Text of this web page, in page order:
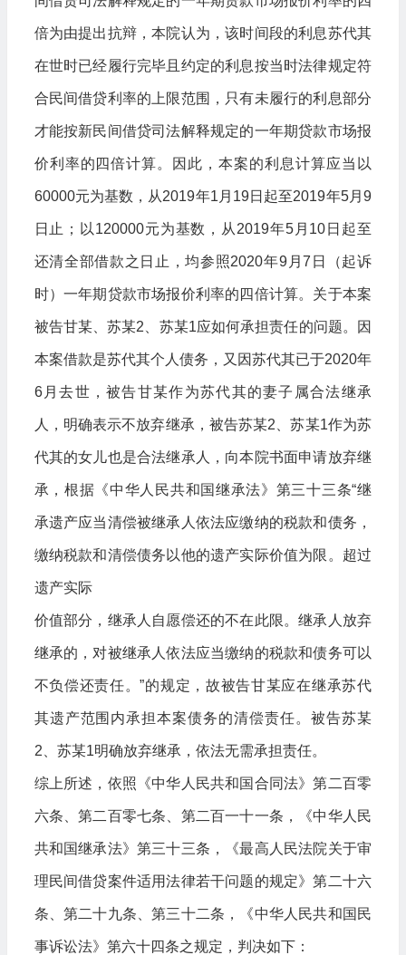
倍为由提出抗辩，本院认为，该时间段的利息苏代其
在世时已经履行完毕且约定的利息按当时法律规定符
合民间借贷利率的上限范围，只有未履行的利息部分
才能按新民间借贷司法解释规定的一年期贷款市场报
价利率的四倍计算。因此，本案的利息计算应当以
60000元为基数，从2019年1月19日起至2019年5月9
日止；以120000元为基数，从2019年5月10日起至
还清全部借款之日止，均参照2020年9月7日（起诉
时）一年期贷款市场报价利率的四倍计算。关于本案
被告甘某、苏某2、苏某1应如何承担责任的问题。因
本案借款是苏代其个人债务，又因苏代其已于2020年
6月去世，被告甘某作为苏代其的妻子属合法继承
人，明确表示不放弃继承，被告苏某2、苏某1作为苏
代其的女儿也是合法继承人，向本院书面申请放弃继
承，根据《中华人民共和国继承法》第三十三条“继
承遗产应当清偿被继承人依法应缴纳的税款和债务，
缴纳税款和清偿债务以他的遗产实际价值为限。超过
遗产实际
价值部分，继承人自愿偿还的不在此限。继承人放弃
继承的，对被继承人依法应当缴纳的税款和债务可以
不负偿还责任。”的规定，故被告甘某应在继承苏代
其遗产范围内承担本案债务的清偿责任。被告苏某
2、苏某1明确放弃继承，依法无需承担责任。
综上所述，依照《中华人民共和国合同法》第二百零
六条、第二百零七条、第二百一十一条，《中华人民
共和国继承法》第三十三条，《最高人民法院关于审
理民间借贷案件适用法律若干问题的规定》第二十六
条、第二十九条、第三十二条，《中华人民共和国民
事诉讼法》第六十四条之规定，判决如下：